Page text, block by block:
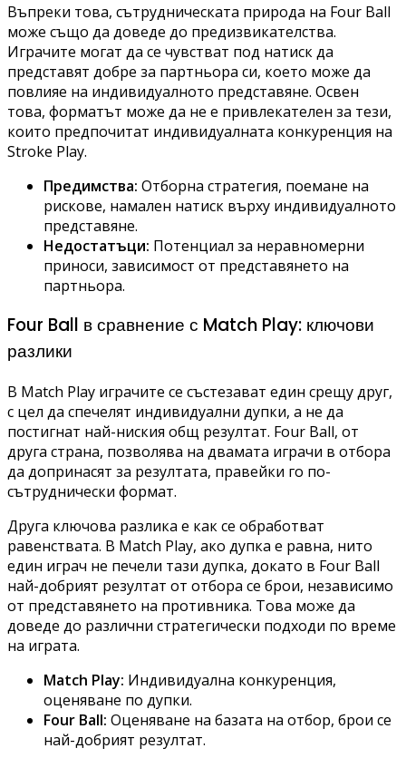
Въпреки това, сътрудническата природа на Four Ball
може също да доведе до предизвикателства.
Играчите могат да се чувстват под натиск да
представят добре за партньора си, което може да
повлияе на индивидуалното представяне. Освен
това, форматът може да не е привлекателен за тези,
които предпочитат индивидуалната конкуренция на
Stroke Play.
Предимства: Отборна стратегия, поемане на
рискове, намален натиск върху индивидуалното
представяне.
Недостатъци: Потенциал за неравномерни
приноси, зависимост от представянето на
партньора.
Four Ball в сравнение с Match Play: ключови
разлики
В Match Play играчите се състезават един срещу друг,
с цел да спечелят индивидуални дупки, а не да
постигнат най-ниския общ резултат. Four Ball, от
друга страна, позволява на двамата играчи в отбора
да допринасят за резултата, правейки го по-
сътруднически формат.
Друга ключова разлика е как се обработват
равенствата. В Match Play, ако дупка е равна, нито
един играч не печели тази дупка, докато в Four Ball
най-добрият резултат от отбора се брои, независимо
от представянето на противника. Това може да
доведе до различни стратегически подходи по време
на играта.
Match Play: Индивидуална конкуренция,
оценяване по дупки.
Four Ball: Оценяване на базата на отбор, брои се
най-добрият резултат.